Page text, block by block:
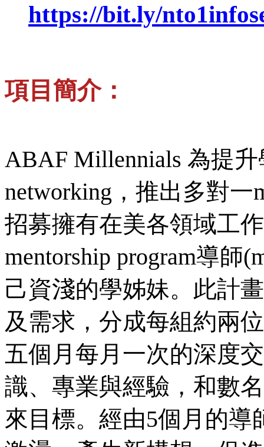
https://bit.ly/
項目簡介：
ABAF Millennials 為提
networking，推出多對一
招募擁有在美各領域工
mentorship program導師
己資淺的學姊妹。此計
及需求，分成每組約兩
五個月每月一次的深度
識、專業與經驗，和數
來目標。經由5個月的